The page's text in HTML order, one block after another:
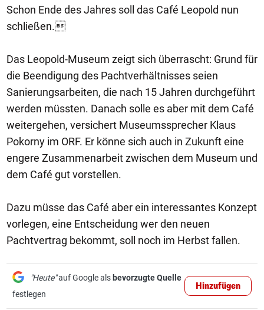
Schon Ende des Jahres soll das Café Leopold nun
schließen.
Das Leopold-Museum zeigt sich überrascht: Grund für
die Beendigung des Pachtverhältnisses seien
Sanierungsarbeiten, die nach 15 Jahren durchgeführt
werden müssten. Danach solle es aber mit dem Café
weitergehen, versichert Museumssprecher Klaus
Pokorny im ORF. Er könne sich auch in Zukunft eine
engere Zusammenarbeit zwischen dem Museum und
dem Café gut vorstellen.
Dazu müsse das Café aber ein interessantes Konzept
vorlegen, eine Entscheidung wer den neuen
Pachtvertrag bekommt, soll noch im Herbst fallen.
"Heute"auf Google als bevorzugte Quelle
festlegen
Hinzufügen